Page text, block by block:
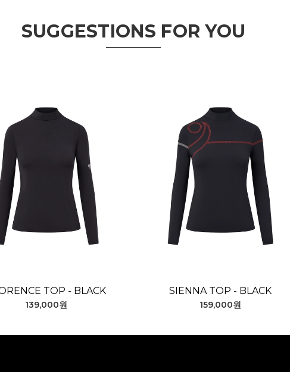
SUGGESTIONS FOR YOU
TOP - BLACK
139,000원
SIENNA TOP - BLACK
159,000원